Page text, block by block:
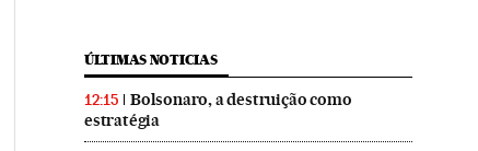
ÚLTIMAS NOTICIAS
12:15
Bolsonaro, a destruição como
estratégia